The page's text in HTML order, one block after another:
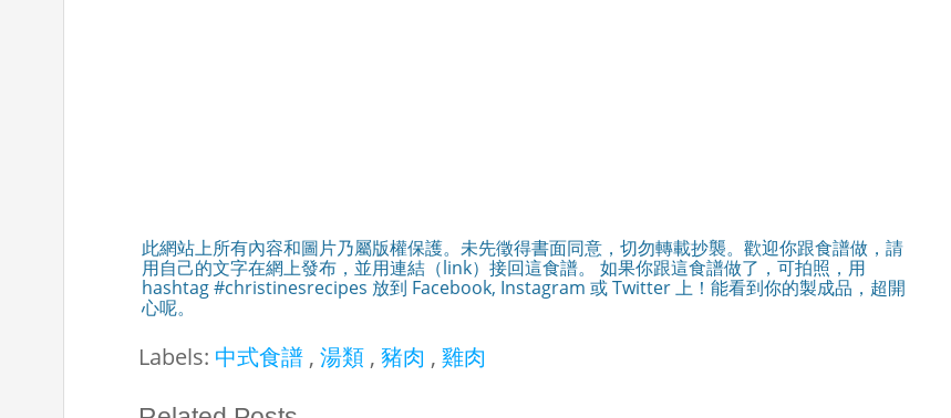
此網站上所有內容和圖片乃屬版權保護。未先徵得書面同意，切勿轉載抄襲。歡迎你跟食譜做，請
用自己的文字在網上發布，並用連結（link）接回這食譜。 如果你跟這食譜做了，可拍照，用
hashtag #christinesrecipes 放到 Facebook, Instagram 或 Twitter 上！能看到你的製成品，超開
心呢。
Labels: 中式食譜 , 湯類 , 豬肉 , 雞肉